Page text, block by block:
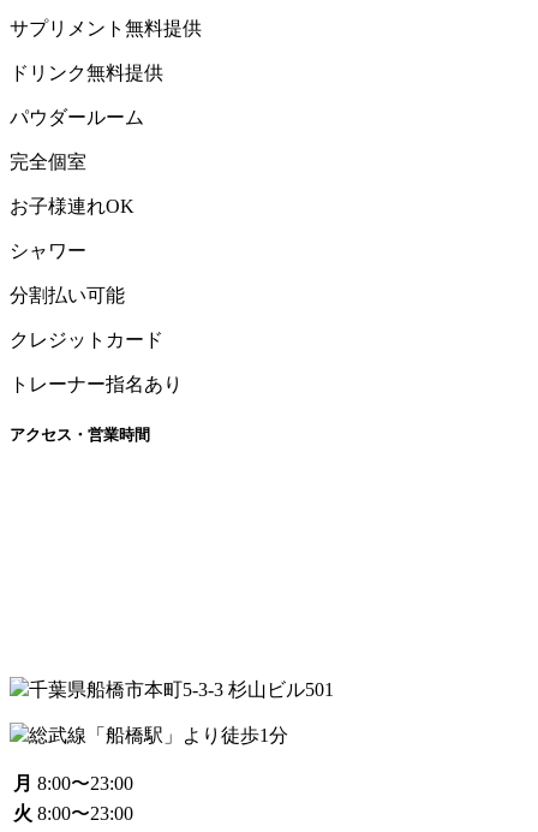
サプリメント無料提供
ドリンク無料提供
パウダールーム
完全個室
お子様連れOK
シャワー
分割払い可能
クレジットカード
トレーナー指名あり
アクセス・営業時間
千葉県船橋市本町5-3-3 杉山ビル501
総武線「船橋駅」より徒歩1分
月 8:00〜23:00
火 8:00〜23:00